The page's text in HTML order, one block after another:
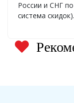
России и СНГ
система скидок).